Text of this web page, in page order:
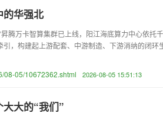
的华强北
昇腾万卡智算集群已上线，阳江海底算力中心
，构建起上游配套、中游制造、下游消纳的闭环
08-05/10672362.shtml 2026-08-05 15:51:13
大的“我们”